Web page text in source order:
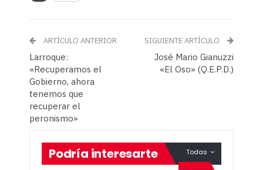
ARTÍCULO ANTERIOR
Larroque:
«Recuperamos el
Gobierno, ahora
tenemos que
recuperar el
peronismo»
SIGUIENTE ARTÍCULO
José Mario Gianuzzi
«El Oso» (Q.E.P.D.)
Todas
Podría interesarte